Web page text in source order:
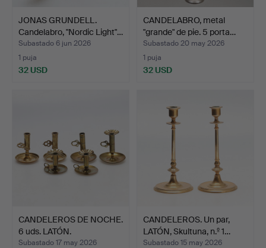
JONAS GRUNDELL.
Candelabro, "Nordic Light"…
Subastado 6 jun 2026
1 puja
32 USD
CANDELABRO, metal
"grande" de pie. 5 porta…
Subastado 20 may 2026
1 puja
32 USD
CANDELEROS DE NOCHE.
6 uds. LATÓN.
Subastado 17 may 2026
CANDELEROS. Un par,
LATÓN, Skultuna, n.º 1…
Subastado 15 may 2026